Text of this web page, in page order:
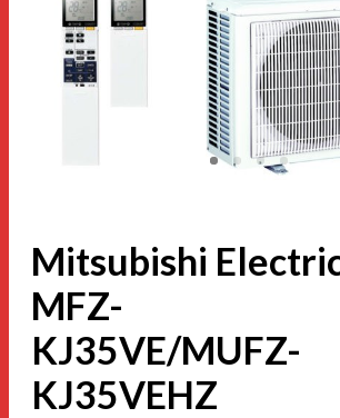
Mitsubishi
MFZ-
KJ35VE/MUFZ-
KJ35VEHZ